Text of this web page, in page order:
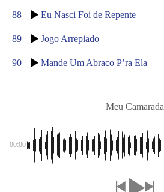
88 Eu Nasci Foi de Repente
89 Jogo Arrepiado
90 Mande Um Abraco P’ra Ela
Meu Camarada
00:00